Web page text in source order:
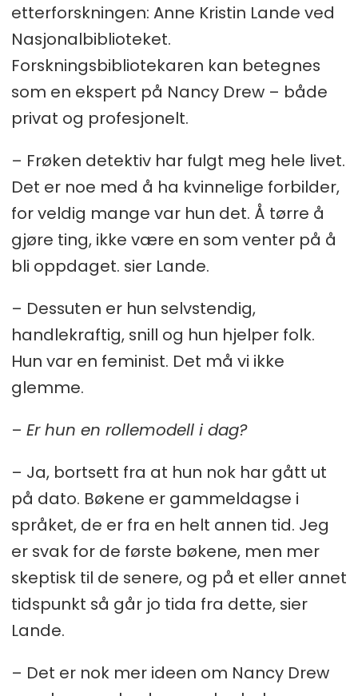
etterforskningen: Anne Kristin Lande ved
Nasjonalbiblioteket.
Forskningsbibliotekaren kan betegnes
som en ekspert på Nancy Drew – både
privat og profesjonelt.
– Frøken detektiv har fulgt meg hele livet.
Det er noe med å ha kvinnelige forbilder,
for veldig mange var hun det. Å tørre å
gjøre ting, ikke være en som venter på å
bli oppdaget. sier Lande.
– Dessuten er hun selvstendig,
handlekraftig, snill og hun hjelper folk.
Hun var en feminist. Det må vi ikke
glemme.
– Er hun en rollemodell i dag?
– Ja, bortsett fra at hun nok har gått ut
på dato. Bøkene er gammeldagse i
språket, de er fra en helt annen tid. Jeg
er svak for de første bøkene, men mer
skeptisk til de senere, og på et eller annet
tidspunkt så går jo tida fra dette, sier
Lande.
– Det er nok mer ideen om Nancy Drew